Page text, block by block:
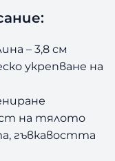
– 3,8 см
укрепване на
на тялото
гъвкавостта